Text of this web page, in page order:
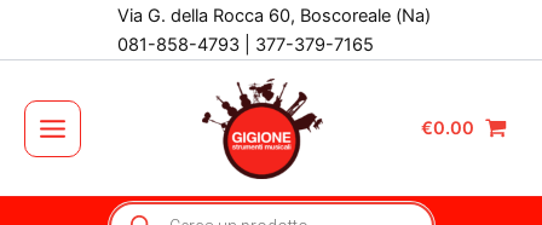
Via G. della Rocca 60, Boscoreale (Na)
081-858-4793 | 377-379-7165
Main
Menu
€0.00
Products